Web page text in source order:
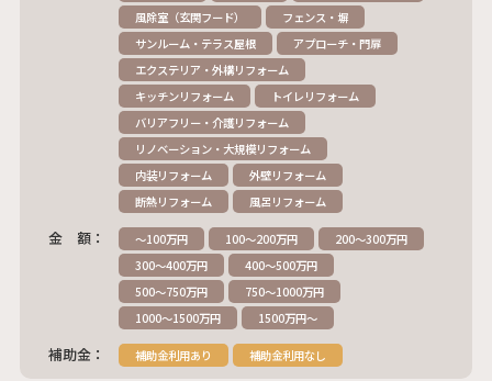
風除室（玄関フード）
フェンス・塀
サンルーム・テラス屋根
アプローチ・門扉
エクステリア・外構リフォーム
キッチンリフォーム
トイレリフォーム
バリアフリー・介護リフォーム
リノベーション・大規模リフォーム
内装リフォーム
外壁リフォーム
断熱リフォーム
風呂リフォーム
金 額： ～100万円 100～200万円
200～300万円
300～400万円
400～500万円
500～750万円
750～1000万円
1000～1500万円
1500万円～
補助金： 補助金利用あり 補助金利用なし